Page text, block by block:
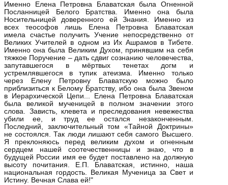
Именно Елена Петровна Блаватская была Огненной
Посланницей Белого Братства. Именно она была
Носительницей доверенного ей Знания. Именно из
всех теософов лишь Елена Петровна Блаватская
имела счастье получить Учение непосредственно от
Великих Учителей в одном из Их Ашрамов в Тибете.
Именно она была Великим Духом, принявшим на себя
тяжкое Поручение – дать сдвиг сознанию человечества,
запутавшегося в мёртвых тенетах догм и
устремлявшегося в тупик атеизма. Именно только
через Елену Петровну Блаватскую можно было
приблизиться к Белому Братству, ибо она была Звеном
в Иерархической Цепи... Елена Петровна Блаватская
была великой мученицей в полном значении этого
слова. Зависть, клевета и преследования невежества
убили ее, и труд ее остался незаконченным.
Последний, заключительный том «Тайной Доктрины»
не состоялся. Так люди лишают себя самого Высшего.
Я преклоняюсь перед великим духом и огненным
сердцем нашей соотечественницы и знаю, что в
будущей России имя ее будет поставлено на должную
высоту почитания. Е.П. Блаватская, истинно, наша
национальная гордость. Великая Мученица за Свет и
Истину. Вечная Слава ей!"